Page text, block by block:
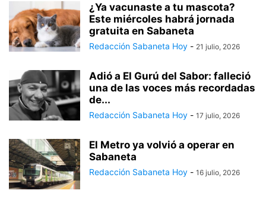
¿Ya vacunaste a tu mascota?
Este miércoles habrá jornada
gratuita en Sabaneta
Redacción Sabaneta Hoy - 21 julio, 2026
Adió a El Gurú del Sabor: falleció
una de las voces más recordadas
de...
Redacción Sabaneta Hoy - 17 julio, 2026
El Metro ya volvió a operar en
Sabaneta
Redacción Sabaneta Hoy - 16 julio, 2026